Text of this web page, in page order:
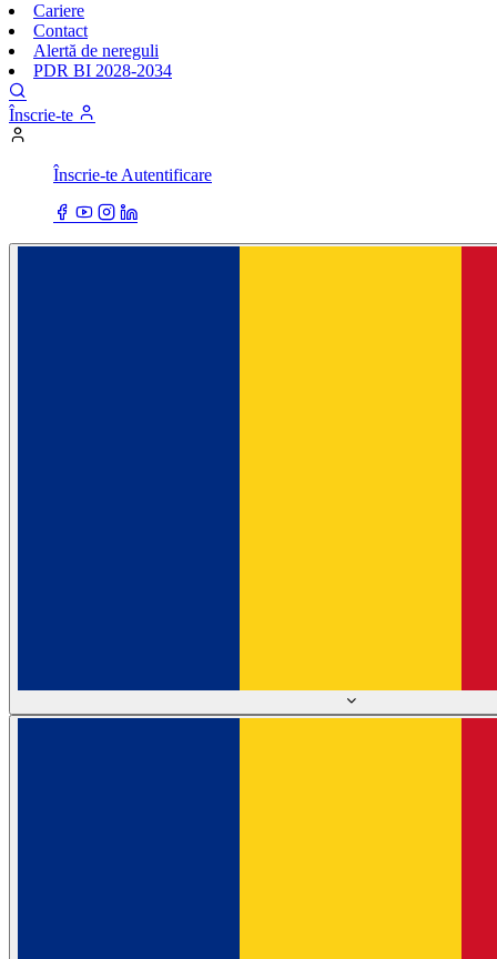
Cariere
Contact
Alertă de nereguli
PDR BI 2028-2034
Înscrie-te
Înscrie-te Autentificare